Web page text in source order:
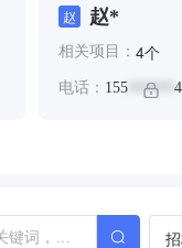
赵 赵*
相关项目： 4个
电话： 155******